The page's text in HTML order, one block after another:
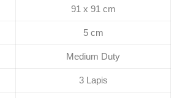
91 x 91 cm
5 cm
Medium Duty
3 Lapis